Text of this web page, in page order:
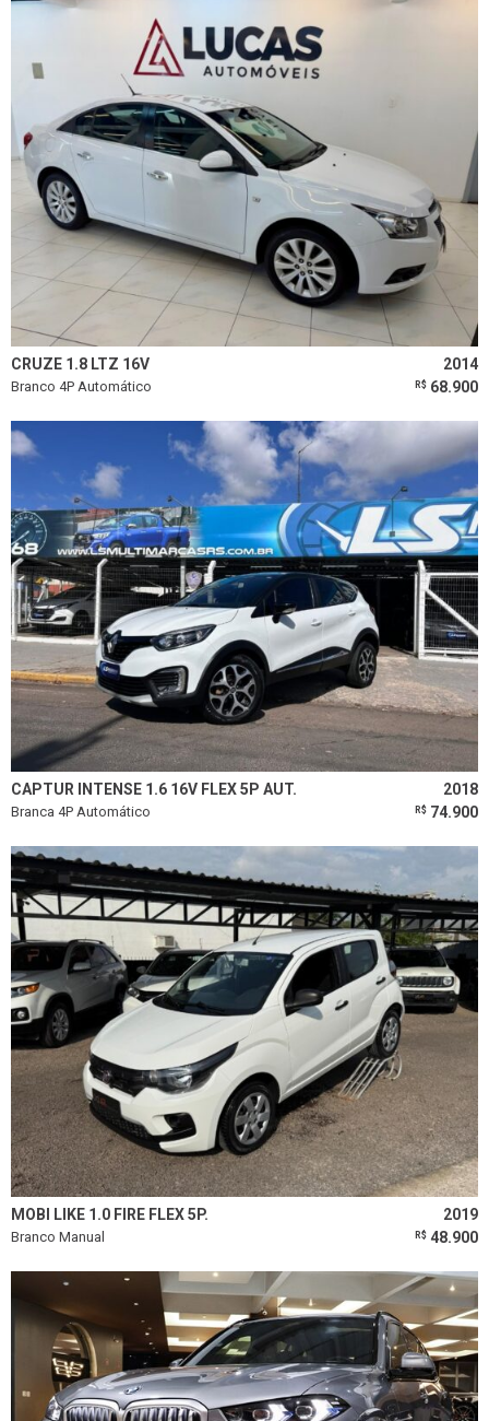
CRUZE 1.8 LTZ 16V 2014
Branco 4P Automático R$ 68.900
CAPTUR INTENSE 1.6 16V FLEX 5P AUT. 2018
Branca 4P Automático R$ 74.900
MOBI LIKE 1.0 FIRE FLEX 5P. 2019
Branco Manual R$ 48.900